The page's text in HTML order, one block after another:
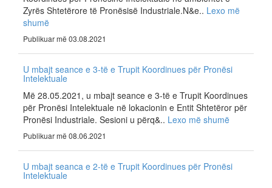
Zyrës Shtetërore të Pronësisë Industriale.N&e.. Lexo më
shumë
Publikuar më 03.08.2021
U mbajt seance e 3-të e Trupit Koordinues për Pronësi
Intelektuale
Më 28.05.2021, u mbajt seance e 3-të e Trupit Koordinues
për Pronësi Intelektuale në lokacionin e Entit Shtetëror për
Pronësi Industriale. Sesioni u përq&.. Lexo më shumë
Publikuar më 08.06.2021
U mbajt seanca e 2-të e Trupit Koordinues për Pronësi
Intelektuale